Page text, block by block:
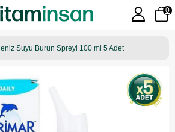
0
Suyu Burun Spreyi 100 ml 5 Adet